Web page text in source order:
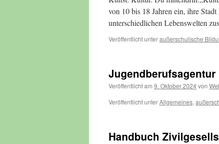
von 10 bis 18 Jahren ein, ihre
unterschiedlichen Lebenswelten
Veröffentlicht unteraußerschulische
Jugendberufsagentur
Veröffentlicht am 9. Oktober 2024von
Veröffentlicht unterAllgemeines,
Handbuch